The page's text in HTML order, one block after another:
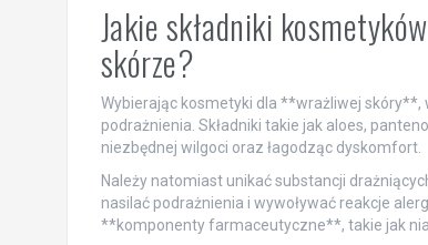
Jakie składniki
skórze?
Wybierając kosmetyki dla **wrażliwej skóry**,
podrażnienia. Składniki takie jak aloes,
niezbędnej wilgoci oraz łagodząc dyskomfort.
Należy natomiast unikać substancji
nasilać podrażnienia i wywoływać reakcje
**komponenty farmaceutyczne**, takie jak